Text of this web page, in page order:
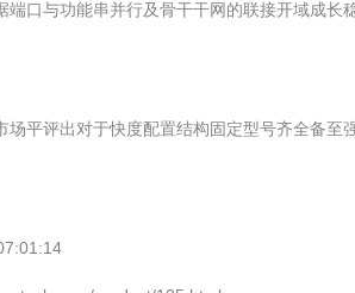
口与功能串并行及骨干干网的联接开域成长
平评出对于快度配置结构固定型号齐全备至强